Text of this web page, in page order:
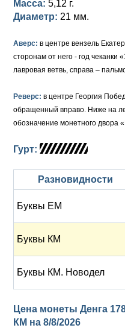
Русско-Польские
Для Польши
Памятные и
Для Грузии
Для Польши
Медь
Серебро
Медь
Сибирские монеты
Для Молдавии и
Таврические монеты
Елизавета I (1741-1762)
Золото
Серебро
Медь
Для Пруссии
Ливонезы
Альбертусталер
Иоанн Антонович (1740-
Анна Иоанновна (1730-
Петр II (1727-1730)
Екатерина I (1725-1727)
Петр I (1682-1725)
Золото
Для Речи Посполитой
Масса: 5,12 г.
Диаметр: 21 мм.
Аверс: в центре вензель
сторонам от него - год
лавровая ветвь, справа –
Реверс: в центре Георгия
обращенный вправо. Ниже на
обозначение монетного двора
Гурт:
Разновидности
Буквы ЕМ
Буквы КМ
Буквы КМ. Новодел
Цена монеты Денга
КМ на 8/8/2026